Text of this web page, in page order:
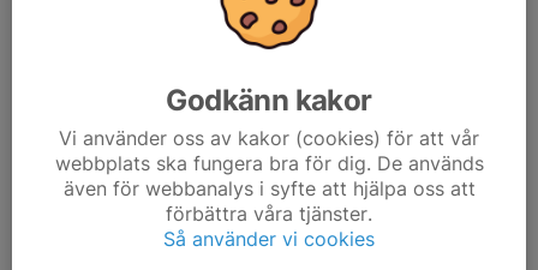
nätet, och det kostar inget extra!
BK50s sida på Sponsorhuset
Exempel på några av de över 600 anslutna butikerna:
Svenska Spel
Godkänn kakor
Vi använder oss av kakor (cookies) för att vår
webbplats ska fungera bra för dig. De används
även för webbanalys i syfte att hjälpa oss att
förbättra våra tjänster.
Så använder vi cookies